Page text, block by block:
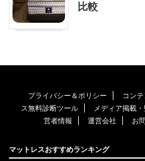
比較
プライバシー＆ポリシー コン
ス無料診断ツール
メディア掲載
営者情報
運営会社 お
マットレスおすすめランキング